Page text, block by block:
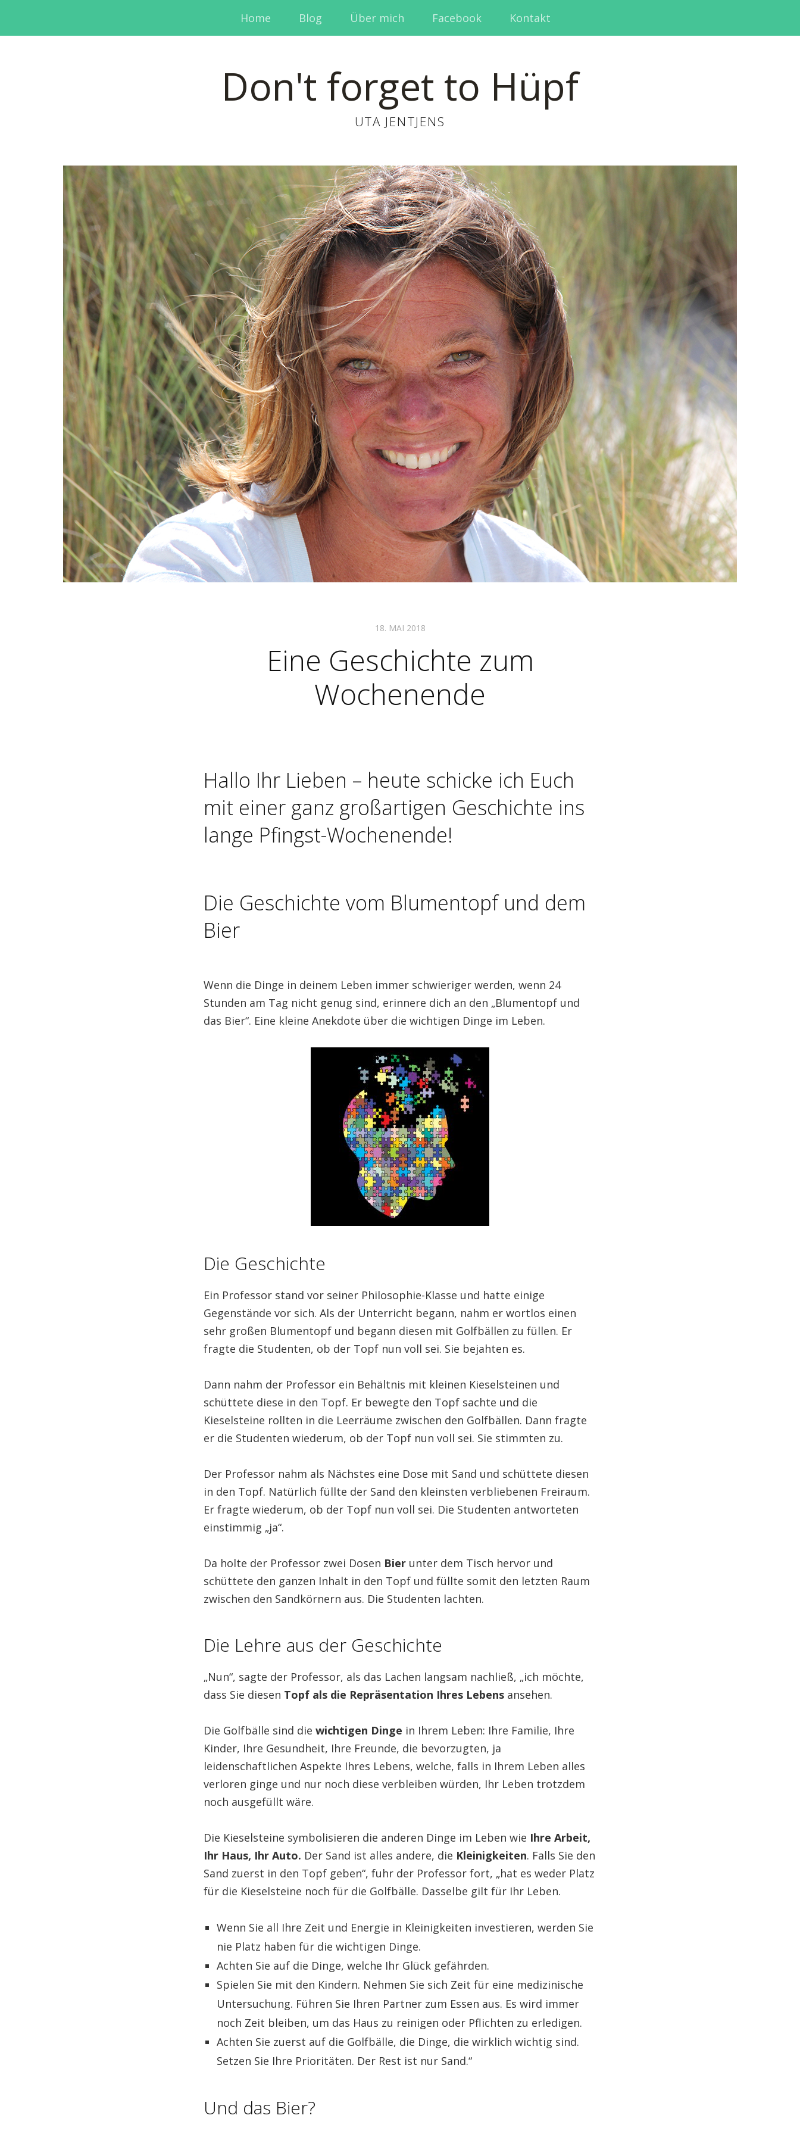
Home Blog Über mich Facebook Kontakt
Don't forget to Hüpf
UTA JENTJENS
18. MAI 2018
Eine Geschichte zum
Wochenende
Hallo Ihr Lieben – heute schicke ich Euch
mit einer ganz großartigen Geschichte ins
lange Pfingst-Wochenende!
Die Geschichte vom Blumentopf und dem
Bier
Wenn die Dinge in deinem Leben immer schwieriger werden, wenn 24
Stunden am Tag nicht genug sind, erinnere dich an den „Blumentopf und
das Bier“. Eine kleine Anekdote über die wichtigen Dinge im Leben.
Die Geschichte
Ein Professor stand vor seiner Philosophie-Klasse und hatte einige
Gegenstände vor sich. Als der Unterricht begann, nahm er wortlos einen
sehr großen Blumentopf und begann diesen mit Golfbällen zu füllen. Er
fragte die Studenten, ob der Topf nun voll sei. Sie bejahten es.
Dann nahm der Professor ein Behältnis mit kleinen Kieselsteinen und
schüttete diese in den Topf. Er bewegte den Topf sachte und die
Kieselsteine rollten in die Leerräume zwischen den Golfbällen. Dann fragte
er die Studenten wiederum, ob der Topf nun voll sei. Sie stimmten zu.
Der Professor nahm als Nächstes eine Dose mit Sand und schüttete diesen
in den Topf. Natürlich füllte der Sand den kleinsten verbliebenen Freiraum.
Er fragte wiederum, ob der Topf nun voll sei. Die Studenten antworteten
einstimmig „ja“.
Da holte der Professor zwei Dosen Bier unter dem Tisch hervor und
schüttete den ganzen Inhalt in den Topf und füllte somit den letzten Raum
zwischen den Sandkörnern aus. Die Studenten lachten.
Die Lehre aus der Geschichte
„Nun“, sagte der Professor, als das Lachen langsam nachließ, „ich möchte,
dass Sie diesen Topf als die Repräsentation Ihres Lebens ansehen.
Die Golfbälle sind die wichtigen Dinge in Ihrem Leben: Ihre Familie, Ihre
Kinder, Ihre Gesundheit, Ihre Freunde, die bevorzugten, ja
leidenschaftlichen Aspekte Ihres Lebens, welche, falls in Ihrem Leben alles
verloren ginge und nur noch diese verbleiben würden, Ihr Leben trotzdem
noch ausgefüllt wäre.
Die Kieselsteine symbolisieren die anderen Dinge im Leben wie Ihre Arbeit,
Ihr Haus, Ihr Auto. Der Sand ist alles andere, die Kleinigkeiten. Falls Sie den
Sand zuerst in den Topf geben“, fuhr der Professor fort, „hat es weder Platz
für die Kieselsteine noch für die Golfbälle. Dasselbe gilt für Ihr Leben.
Wenn Sie all Ihre Zeit und Energie in Kleinigkeiten investieren, werden Sie
nie Platz haben für die wichtigen Dinge.
Achten Sie auf die Dinge, welche Ihr Glück gefährden.
Spielen Sie mit den Kindern. Nehmen Sie sich Zeit für eine medizinische
Untersuchung. Führen Sie Ihren Partner zum Essen aus. Es wird immer
noch Zeit bleiben, um das Haus zu reinigen oder Pflichten zu erledigen.
Achten Sie zuerst auf die Golfbälle, die Dinge, die wirklich wichtig sind.
Setzen Sie Ihre Prioritäten. Der Rest ist nur Sand.“
Und das Bier?